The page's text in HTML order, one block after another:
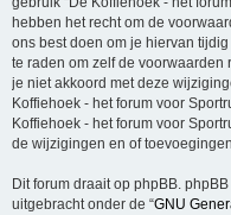
hebben het recht om de
ons best doen om je hiervan
te raden om zelf de
je niet akkoord met deze
Koffiehoek - het forum voor
Koffiehoek - het forum voor
de wijzigingen en of
Dit forum draait op phpBB.
uitgebracht onder de “GNU